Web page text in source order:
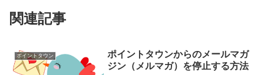
関連記事
ポイントタウン
ポイントタウンからのメールマガ
ジン（メルマガ）を停止する方法